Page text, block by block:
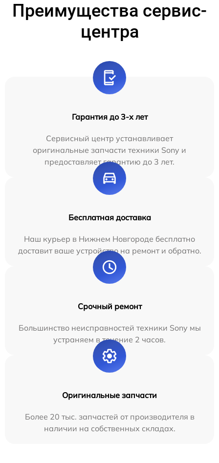
Преимущества сервис-
центра
Гарантия до 3-х лет
Сервисный центр устанавливает
оригинальные запчасти техники Sony и
предоставляет гарантию до 3 лет.
Бесплатная доставка
Наш курьер в Нижнем Новгороде бесплатно
доставит ваше устройство на ремонт и обратно.
Срочный ремонт
Большинство неисправностей техники Sony мы
устраняем в течение 2 часов.
Оригинальные запчасти
Более 20 тыс. запчастей от производителя в
наличии на собственных складах.